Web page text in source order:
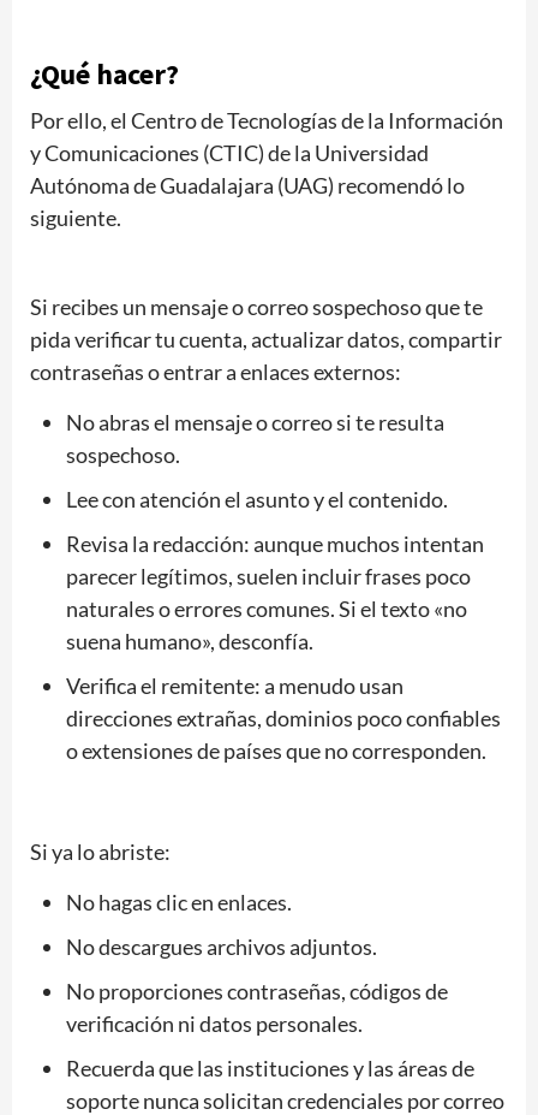
¿Qué hacer?
Por ello, el Centro de Tecnologías de la Información
y Comunicaciones (CTIC) de la Universidad
Autónoma de Guadalajara (UAG) recomendó lo
siguiente.
Si recibes un mensaje o correo sospechoso que te
pida verificar tu cuenta, actualizar datos, compartir
contraseñas o entrar a enlaces externos:
No abras el mensaje o correo si te resulta
sospechoso.
Lee con atención el asunto y el contenido.
Revisa la redacción: aunque muchos intentan
parecer legítimos, suelen incluir frases poco
naturales o errores comunes. Si el texto «no
suena humano», desconfía.
Verifica el remitente: a menudo usan
direcciones extrañas, dominios poco confiables
o extensiones de países que no corresponden.
Si ya lo abriste:
No hagas clic en enlaces.
No descargues archivos adjuntos.
No proporciones contraseñas, códigos de
verificación ni datos personales.
Recuerda que las instituciones y las áreas de
soporte nunca solicitan credenciales por correo